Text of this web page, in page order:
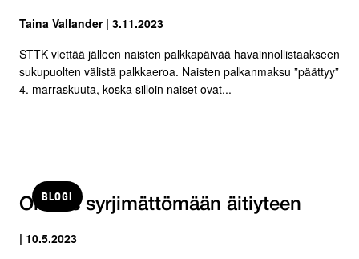
Taina Vallander | 3.11.2023
STTK viettää jälleen naisten palkkapäivää havainnollistaakseen
sukupuolten välistä palkkaeroa. Naisten palkanmaksu ”päättyy”
4. marraskuuta, koska silloin naiset ovat...
BLOGI
Oikeus syrjimättömään äitiyteen
| 10.5.2023